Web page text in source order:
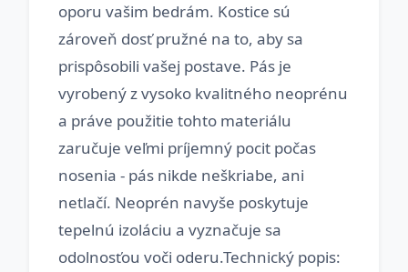
oporu vašim bedrám. Kostice sú
zároveň dosť pružné na to, aby sa
prispôsobili vašej postave. Pás je
vyrobený z vysoko kvalitného neoprénu
a práve použitie tohto materiálu
zaručuje veľmi príjemný pocit počas
nosenia - pás nikde neškriabe, ani
netlačí. Neoprén navyše poskytuje
tepelnú izoláciu a vyznačuje sa
odolnosťou voči oderu.Technický popis: